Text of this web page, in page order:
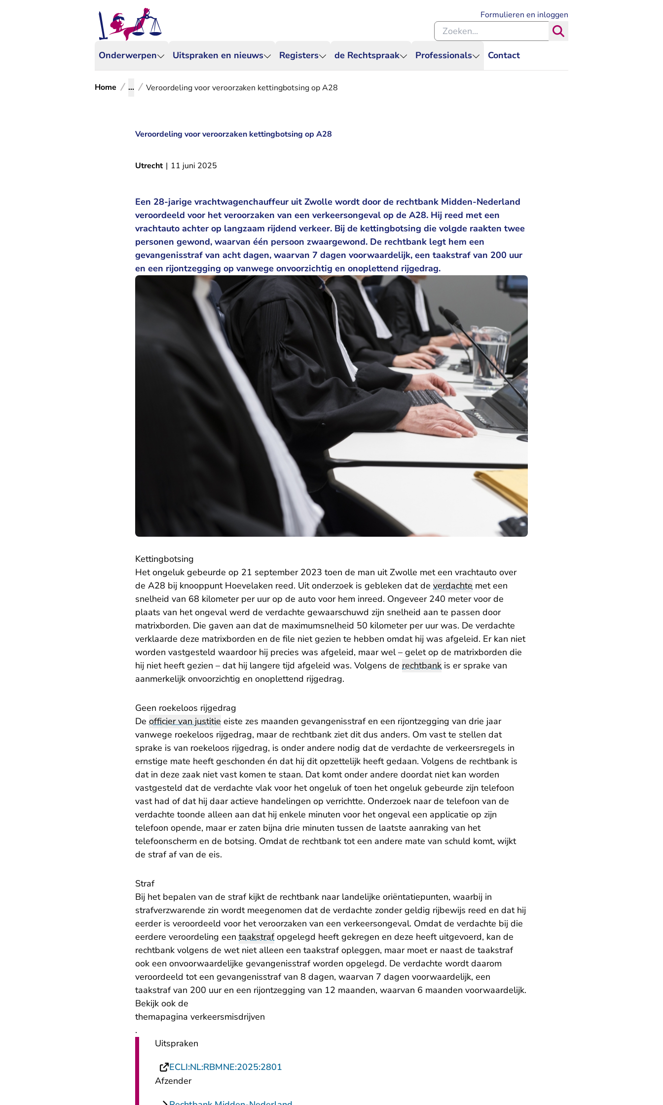
Onderwerpen Uitspraken en nieuws Registers de Rechtspraak Professionals Contact
Formulieren en inloggen
Zoeken binnen de Rechtspraak
Home ... Veroordeling voor veroorzaken kettingbotsing op A28
Veroordeling voor veroorzaken kettingbotsing op A28
Utrecht | 11 juni 2025
Een 28-jarige vrachtwagenchauffeur uit Zwolle wordt door de rechtbank Midden-Nederland
veroordeeld voor het veroorzaken van een verkeersongeval op de A28. Hij reed met een
vrachtauto achter op langzaam rijdend verkeer. Bij de kettingbotsing die volgde raakten twee
personen gewond, waarvan één persoon zwaargewond. De rechtbank legt hem een
gevangenisstraf van acht dagen, waarvan 7 dagen voorwaardelijk, een taakstraf van 200 uur
en een rijontzegging op vanwege onvoorzichtig en onoplettend rijgedrag.
Kettingbotsing
Het ongeluk gebeurde op 21 september 2023 toen de man uit Zwolle met een vrachtauto over
de A28 bij knooppunt Hoevelaken reed. Uit onderzoek is gebleken dat de verdachte met een
snelheid van 68 kilometer per uur op de auto voor hem inreed. Ongeveer 240 meter voor de
plaats van het ongeval werd de verdachte gewaarschuwd zijn snelheid aan te passen door
matrixborden. Die gaven aan dat de maximumsnelheid 50 kilometer per uur was. De verdachte
verklaarde deze matrixborden en de file niet gezien te hebben omdat hij was afgeleid. Er kan niet
worden vastgesteld waardoor hij precies was afgeleid, maar wel – gelet op de matrixborden die
hij niet heeft gezien – dat hij langere tijd afgeleid was. Volgens de rechtbank is er sprake van
aanmerkelijk onvoorzichtig en onoplettend rijgedrag.
Geen roekeloos rijgedrag
De officier van justitie eiste zes maanden gevangenisstraf en een rijontzegging van drie jaar
vanwege roekeloos rijgedrag, maar de rechtbank ziet dit dus anders. Om vast te stellen dat
sprake is van roekeloos rijgedrag, is onder andere nodig dat de verdachte de verkeersregels in
ernstige mate heeft geschonden én dat hij dit opzettelijk heeft gedaan. Volgens de rechtbank is
dat in deze zaak niet vast komen te staan. Dat komt onder andere doordat niet kan worden
vastgesteld dat de verdachte vlak voor het ongeluk of toen het ongeluk gebeurde zijn telefoon
vast had of dat hij daar actieve handelingen op verrichtte. Onderzoek naar de telefoon van de
verdachte toonde alleen aan dat hij enkele minuten voor het ongeval een applicatie op zijn
telefoon opende, maar er zaten bijna drie minuten tussen de laatste aanraking van het
telefoonscherm en de botsing. Omdat de rechtbank tot een andere mate van schuld komt, wijkt
de straf af van de eis.
Straf
Bij het bepalen van de straf kijkt de rechtbank naar landelijke oriëntatiepunten, waarbij in
strafverzwarende zin wordt meegenomen dat de verdachte zonder geldig rijbewijs reed en dat hij
eerder is veroordeeld voor het veroorzaken van een verkeersongeval. Omdat de verdachte bij die
eerdere veroordeling een taakstrafopgelegd heeft gekregen en deze heeft uitgevoerd, kan de
rechtbank volgens de wet niet alleen een taakstraf opleggen, maar moet er naast de taakstraf
ook een onvoorwaardelijke gevangenisstraf worden opgelegd. De verdachte wordt daarom
veroordeeld tot een gevangenisstraf van 8 dagen, waarvan 7 dagen voorwaardelijk, een
taakstraf van 200 uur en een rijontzegging van 12 maanden, waarvan 6 maanden voorwaardelijk.
Bekijk ook de
themapagina verkeersmisdrijven
.
Uitspraken
ECLI:NL:RBMNE:2025:2801
Afzender